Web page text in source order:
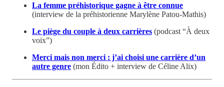
La femme préhistorique gagne à être connue
(interview de la préhistorienne Marylène Patou-Mathis)
Le piège du couple à deux carrières (podcast “À deux
voix”)
Merci mais non merci : j’ai choisi une carrière d’un
autre genre (mon Édito + interview de Céline Alix)